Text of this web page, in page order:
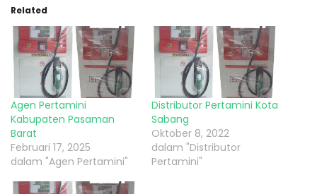
Related
Agen Pertamini
Kabupaten Pasaman
Barat
Februari 17, 2025
dalam "Agen Pertamini"
Distributor Pertamini Kota
Sabang
Oktober 8, 2022
dalam "Distributor
Pertamini"